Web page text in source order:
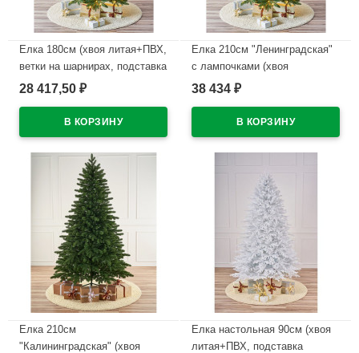
Елка 180см (хвоя литая+ПВХ,
ветки на шарнирах, подставка
металл.) "Ленинградская" с
28 417,50 ₽
Елка 210см "Ленинградская"
с лампочками (хвоя
литая+ПВХ, подставка
38 434 ₽
Елка 210см
"Калининградская" (хвоя
Елка настольная 90см (хвоя
литая+ПВХ, подставка